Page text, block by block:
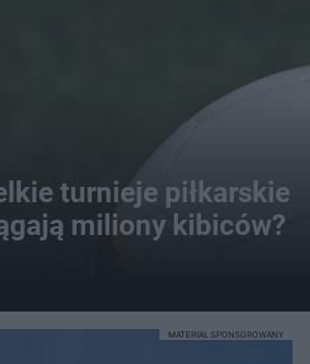
turnieje piłkarskie
miliony kibiców?
MATERIAŁ SPONSOROWANY